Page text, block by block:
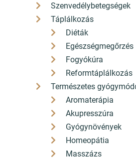
Szenvedélybetegségek
Táplálkozás
Diéták
Egészségmegőrzés
Fogyókúra
Reformtáplálkozás
Természetes
Aromaterápia
Akupresszúra
Gyógynövények
Homeopátia
Masszázs
Adatkezelési nyilatkozat
Szállítási díjak
A bankkártyás fizetés
+36 26 330 308
hello[a]konyvbox.hu
2085 Pilisvörösvár Fő út 82.